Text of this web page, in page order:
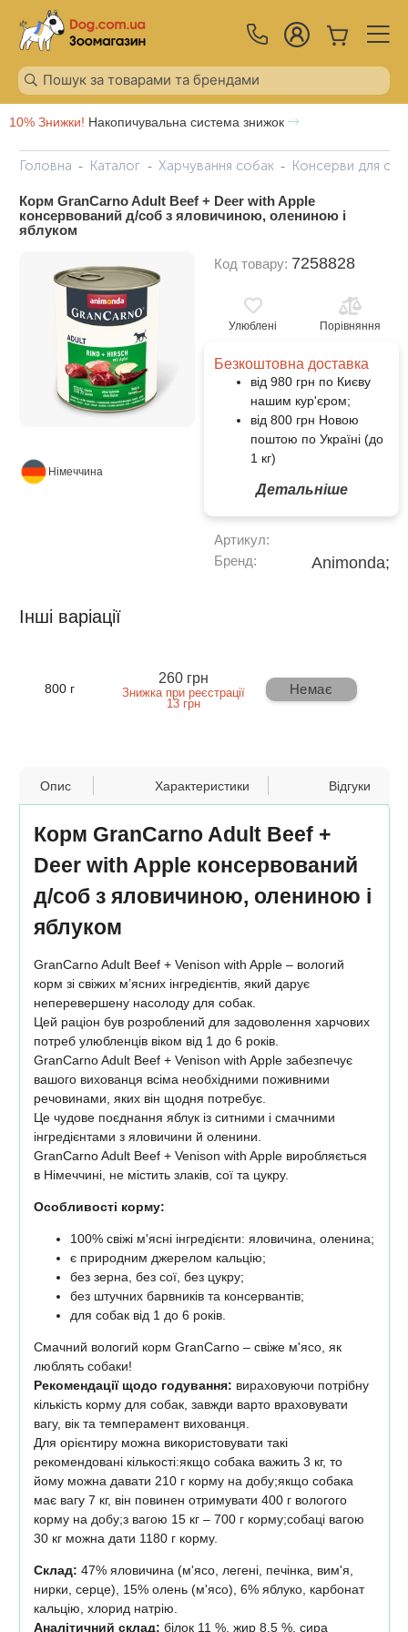
10% Знижки! Накопичувальна система знижок
Головна Каталог Харчування собак Консерви для
Корм GranCarno Adult Beef + Deer with Apple
консервований д/соб з яловичиною, олениною і
яблуком
Німеччина
Код товару: 7258828
Улюблені Порівняння
Безкоштовна доставка
від 980 грн по Києву
нашим кур'єром;
від 800 грн Новою
поштою по Україні (до
1 кг)
Детальніше
Артикул:
Бренд:
Animonda;
Інші варіації
800 г
260 грн
Знижка при реєстрації
13 грн
Немає
Опис Характеристики Відгуки
Корм GranCarno Adult Beef +
Deer with Apple консервований
д/соб з яловичиною, олениною і
яблуком
GranCarno Adult Beef + Venison with Apple – вологий
корм зі свіжих м’ясних інгредієнтів, який дарує
неперевершену насолоду для собак.
Цей раціон був розроблений для задоволення харчових
потреб улюбленців віком від 1 до 6 років.
GranCarno Adult Beef + Venison with Apple забезпечує
вашого вихованця всіма необхідними поживними
речовинами, яких він щодня потребує.
Це чудове поєднання яблук із ситними і смачними
інгредієнтами з яловичини й оленини.
GranCarno Adult Beef + Venison with Apple виробляється
в Німеччині, не містить злаків, сої та цукру.
Особливості корму:
100% свіжі м'ясні інгредієнти: яловичина, оленина;
є природним джерелом кальцію;
без зерна, без сої, без цукру;
без штучних барвників та консервантів;
для собак від 1 до 6 років.
Смачний вологий корм GranCarno – свіже м'ясо, як
люблять собаки!
Рекомендації щодо годування: вираховуючи потрібну
кількість корму для собак, завжди варто враховувати
вагу, вік та темперамент вихованця.
Для орієнтиру можна використовувати такі
рекомендовані кількості:якщо собака важить 3 кг, то
йому можна давати 210 г корму на добу;якщо собака
має вагу 7 кг, він повинен отримувати 400 г вологого
корму на добу;з вагою 15 кг – 700 г корму;собаці вагою
30 кг можна дати 1180 г корму.
Склад: 47% яловичина (м'ясо, легені, печінка, вим'я,
нирки, серце), 15% олень (м'ясо), 6% яблуко, карбонат
кальцію, хлорид натрію.
Аналітичний склад: білок 11 %, жир 8,5 %, сира